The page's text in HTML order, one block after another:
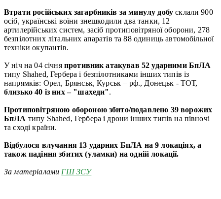
Втрати російських загарбників за минулу добу склали 900
осіб, українські воїни знешкодили два танки, 12
артилерійських систем, засіб протиповітряної оборони, 278
безпілотних літальних апаратів та 88 одиниць автомобільної
техніки окупантів.
У ніч на 04 січня противник атакував 52 ударними БпЛА
типу Shahed, Гербера і безпілотниками інших типів із
напрямків: Орел, Брянськ, Курськ – рф., Донецьк - ТОТ,
близько 40 із них – "шахеди".
Протиповітряною обороною збито/подавлено 39 ворожих
БпЛА типу Shahed, Гербера і дрони інших типів на півночі
та сході країни.
Відбулося влучання 13 ударних БпЛА на 9 локаціях, а
також падіння збитих (уламки) на одній локації.
За матеріалами ГШ ЗСУ